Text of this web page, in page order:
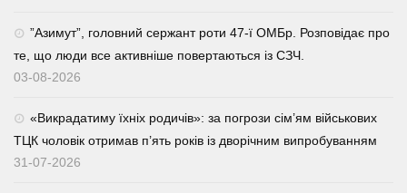
⁨”Азимут”, головний сержант роти 47-ї ОМБр. Розповідає про
те, що люди все активніше повертаються із СЗЧ.
03-08-2026
«Викрадатиму їхніх родичів»: за погрози сім’ям військових
ТЦК чоловік отримав п’ять років із дворічним випробуванням
31-07-2026